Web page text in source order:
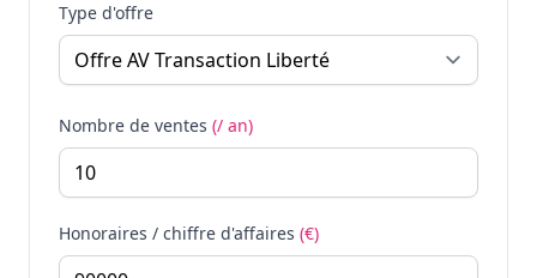
Type d'offre
Nombre de ventes (/ an)
Honoraires / chiffre d'affaires (€)